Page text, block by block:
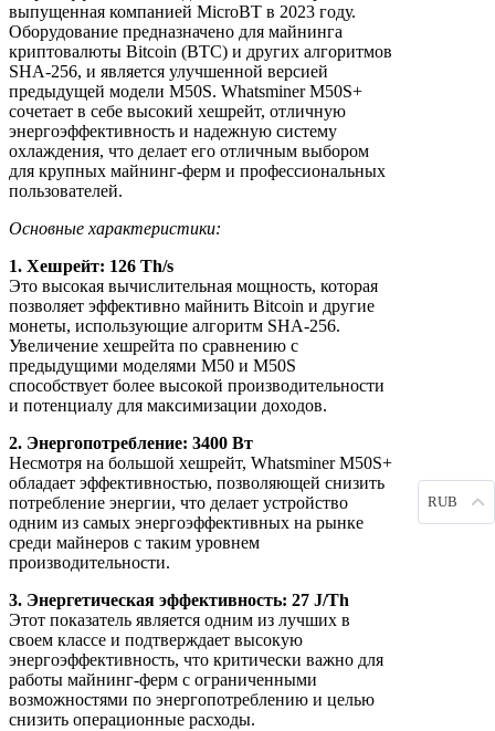
выпущенная компанией MicroBT в 2023 году.
Оборудование предназначено для майнинга
криптовалюты Bitcoin (BTC) и других алгоритмов
SHA-256, и является улучшенной версией
предыдущей модели M50S. Whatsminer M50S+
сочетает в себе высокий хешрейт, отличную
энергоэффективность и надежную систему
охлаждения, что делает его отличным выбором
для крупных майнинг-ферм и профессиональных
пользователей.
Основные характеристики:
1. Хешрейт: 126 Th/s
Это высокая вычислительная мощность, которая
позволяет эффективно майнить Bitcoin и другие
монеты, использующие алгоритм SHA-256.
Увеличение хешрейта по сравнению с
предыдущими моделями M50 и M50S
способствует более высокой производительности
и потенциалу для максимизации доходов.
2. Энергопотребление: 3400 Вт
Несмотря на большой хешрейт, Whatsminer M50S+
обладает эффективностью, позволяющей снизить
потребление энергии, что делает устройство
одним из самых энергоэффективных на рынке
среди майнеров с таким уровнем
производительности.
3. Энергетическая эффективность: 27 J/Th
Этот показатель является одним из лучших в
своем классе и подтверждает высокую
энергоэффективность, что критически важно для
работы майнинг-ферм с ограниченными
возможностями по энергопотреблению и целью
снизить операционные расходы.
RUB